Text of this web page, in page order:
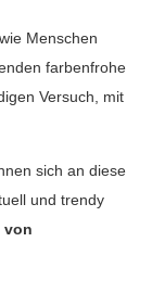
Menschen
farbenfrohe
Versuch, mit
sich an diese
und trendy
von